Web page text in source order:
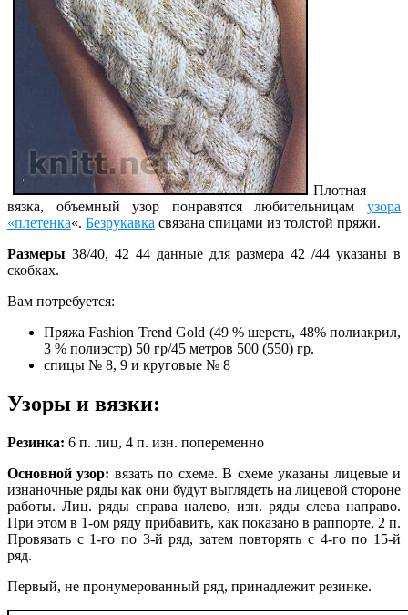
Плотная
вязка, объемный узор понравятся любительницам узора
«плетенка«. Безрукавка связана спицами из толстой пряжи.
Размеры 38/40, 42 44 данные для размера 42 /44 указаны в
скобках.
Вам потребуется:
ПряжаFashion Trend Gold (49 % шерсть, 48% полиакрил,
3 % полиэстр) 50 гр/45 метров 500 (550) гр.
спицы № 8, 9 и круговые № 8
Узоры и вязки:
Резинка: 6 п. лиц, 4 п. изн. попеременно
Основной узор: вязать по схеме. В схеме указаны лицевые и
изнаночные ряды как они будут выглядеть на лицевой стороне
работы. Лиц. ряды справа налево, изн. ряды слева направо.
При этом в 1-ом ряду прибавить, как показано в раппорте, 2 п.
Провязать с 1-го по 3-й ряд, затем повторять с 4-го по 15-й
ряд.
Первый, не пронумерованный ряд, принадлежит резинке.